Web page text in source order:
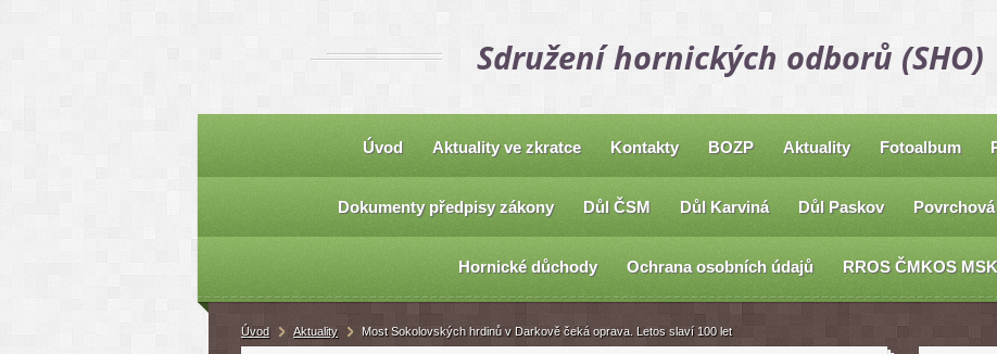
Sdružení hornických odborů (SHO)
Úvod Aktuality ve zkratce Kontakty BOZP Aktuality Fotoalbum
Dokumenty předpisy zákony Důl ČSM Důl Karviná Důl Paskov
Hornické důchody Ochrana osobních údajů RROS ČMKOS MSK
Úvod Aktuality Most Sokolovských hrdinů v Darkově čeká oprava. Letos slaví 100 let